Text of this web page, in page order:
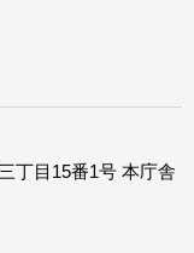
丁目15番1号 本庁舎